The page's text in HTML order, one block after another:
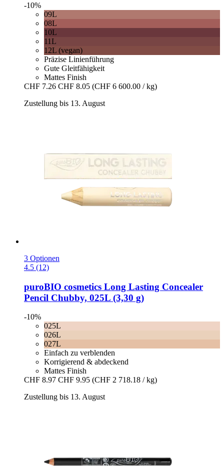
-10%
09L
08L
10L
11L
12L (vegan)
Präzise Linienführung
Gute Gleitfähigkeit
Mattes Finish
CHF 7.26 CHF 8.05 (CHF 6 600.00 / kg)
Zustellung bis 13. August
3 Optionen
4.5 (12)
puroBIO cosmetics Long Lasting Concealer
Pencil Chubby, 025L (3,30 g)
-10%
025L
026L
027L
Einfach zu verblenden
Korrigierend & abdeckend
Mattes Finish
CHF 8.97 CHF 9.95 (CHF 2 718.18 / kg)
Zustellung bis 13. August